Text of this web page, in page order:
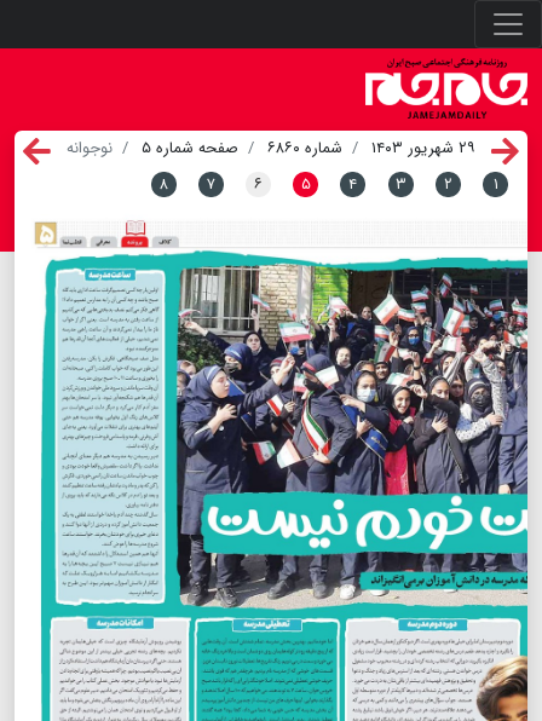
۲۹ شهریور ۱۴۰۳ شماره ۶۸۶۰ صفحه شماره ۵
نوجوانه
۱
۲ ۳ ۴ ۵ ۶ ۷ ۸